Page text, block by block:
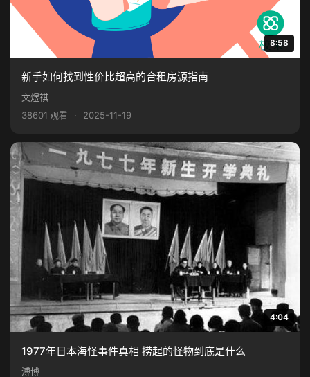
8:58
新手如何找到性价比超高的合租房源指南
文煜祺
38601 观看
· 2025-11-19
4:04
1977年日本海怪事件真相 捞起的怪物到底是什么
溥博